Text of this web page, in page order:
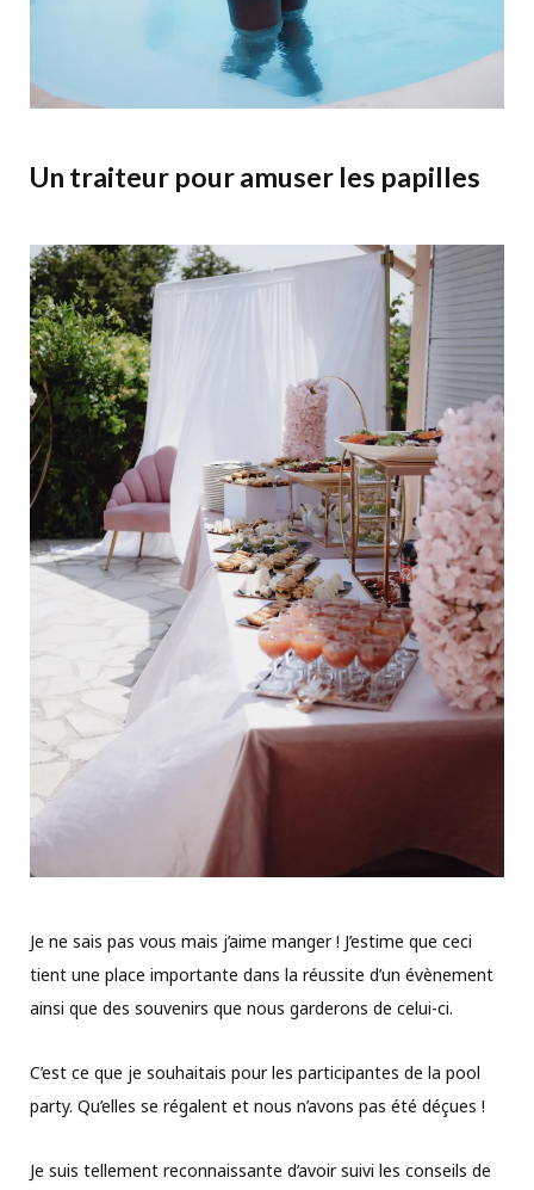
Un traiteur pour amuser les papilles
Je ne sais pas vous mais j’aime manger ! J’estime que ceci
tient une place importante dans la réussite d’un évènement
ainsi que des souvenirs que nous garderons de celui-ci.
C’est ce que je souhaitais pour les participantes de la pool
party. Qu’elles se régalent et nous n’avons pas été déçues !
Je suis tellement reconnaissante d’avoir suivi les conseils de